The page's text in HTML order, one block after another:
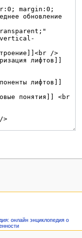
онлайн энциклопедия о